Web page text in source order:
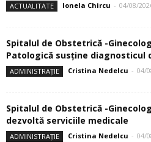
ACTUALITATE Ionela Chircu - 04/08/
Spitalul de Obstetrică -
Patologică susţine diagnosticul
ADMINISTRAȚIE Cristina Nedelcu - 04/
Spitalul de Obstetrică -
dezvoltă serviciile medicale
ADMINISTRAȚIE Cristina Nedelcu - 04/